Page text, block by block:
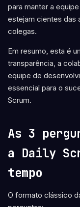
para manter a
estejam cientes das
colegas.
Em resumo, esta é
transparência, a
equipe de
essencial para o
Scrum.
As 3
a Daily
tempo
O formato clássico